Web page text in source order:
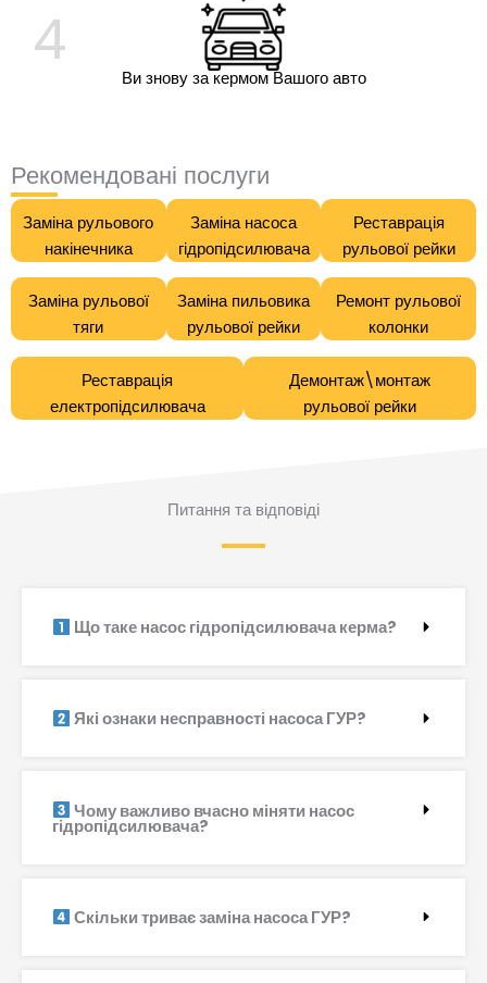
4 Ви знову за кермом Вашого авто
Рекомендовані послуги
Заміна рульового
накінечника
Заміна насоса
гідропідсилювача
Реставрація
рульової рейки
Заміна рульової
тяги
Заміна пильовика
рульової рейки
Ремонт рульової
колонки
Реставрація
електропідсилювача
Демонтаж\монтаж
рульової рейки
Питання та відповіді
Що таке насос гідропідсилювача керма?
Які ознаки несправності насоса ГУР?
Чому важливо вчасно міняти насос
гідропідсилювача?
Скільки триває заміна насоса ГУР?